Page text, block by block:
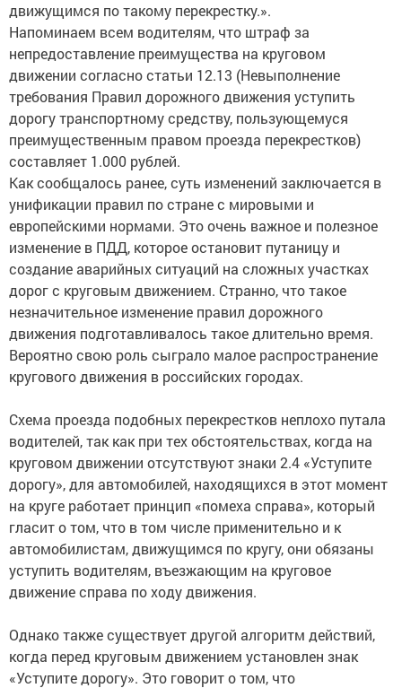
движущимся по такому перекрестку.».
Напоминаем всем водителям, что штраф за
непредоставление преимущества на круговом
движении согласно статьи 12.13 (Невыполнение
требования Правил дорожного движения уступить
дорогу транспортному средству, пользующемуся
преимущественным правом проезда перекрестков)
составляет 1.000 рублей.
Как сообщалось ранее, суть изменений заключается в
унификации правил по стране с мировыми и
европейскими нормами. Это очень важное и полезное
изменение в ПДД, которое остановит путаницу и
создание аварийных ситуаций на сложных участках
дорог с круговым движением. Странно, что такое
незначительное изменение правил дорожного
движения подготавливалось такое длительно время.
Вероятно свою роль сыграло малое распространение
кругового движения в российских городах.
Схема проезда подобных перекрестков неплохо путала
водителей, так как при тех обстоятельствах, когда на
круговом движении отсутствуют знаки 2.4 «Уступите
дорогу», для автомобилей, находящихся в этот момент
на круге работает принцип «помеха справа», который
гласит о том, что в том числе применительно и к
автомобилистам, движущимся по кругу, они обязаны
уступить водителям, въезжающим на круговое
движение справа по ходу движения.
Однако также существует другой алгоритм действий,
когда перед круговым движением установлен знак
«Уступите дорогу». Это говорит о том, что